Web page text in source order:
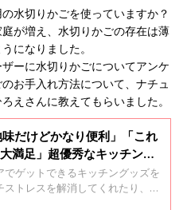
水切りかごを使っていますか？
が増え、水切りかごの存在は薄
になりました。
ーに水切りかごについてアンケ
お手入れ方法について、ナチュ
えさんに教えてもらいました。
だけどかなり便利」「これ
満足」超優秀なキッチング
でゲットできるキッチングッズを
ストレスを解消してくれたり、時